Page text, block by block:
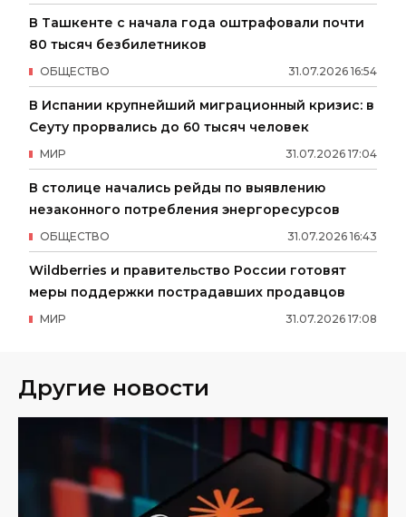
В Ташкенте с начала года оштрафовали почти
80 тысяч безбилетников
31.07.2026 16:54
ОБЩЕСТВО
В Испании крупнейший миграционный кризис: в
Сеуту прорвались до 60 тысяч человек
31.07.2026 17:04
МИР
В столице начались рейды по выявлению
незаконного потребления энергоресурсов
31.07.2026 16:43
ОБЩЕСТВО
Wildberries и правительство России готовят
меры поддержки пострадавших продавцов
31.07.2026 17:08
МИР
Другие новости